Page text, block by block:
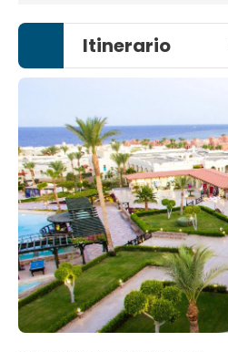
Itinerario